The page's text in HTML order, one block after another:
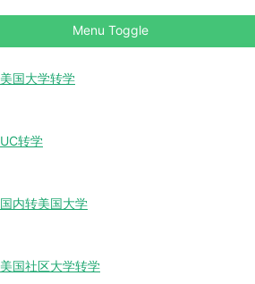
Menu Toggle
美国大学转学
UC转学
国内转美国大学
美国社区大学转学